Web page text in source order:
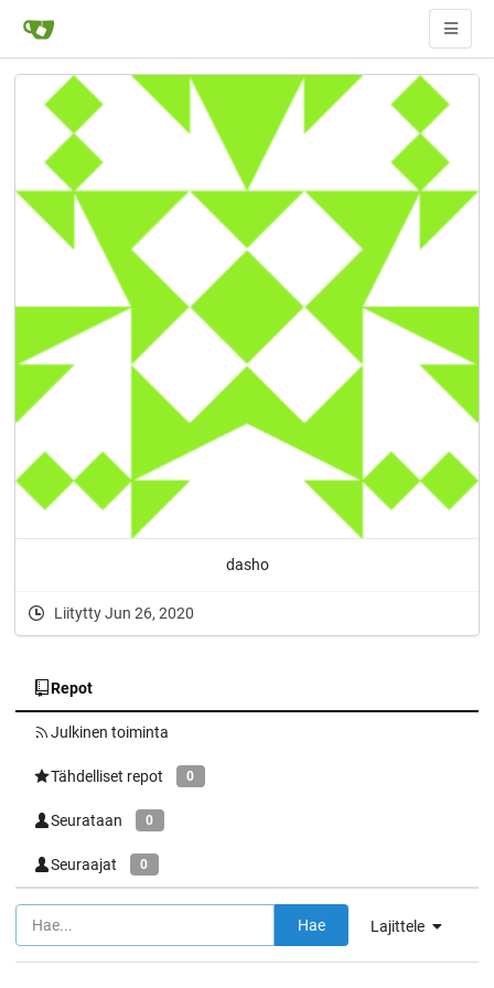
dasho
Liitytty Jun 26, 2020
Repot
Julkinen toiminta
Tähdelliset repot 0
Seurataan 0
Seuraajat 0
Lajittele
Hae